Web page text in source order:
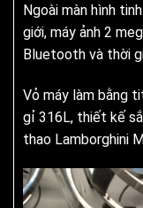
Ngoài màn hình
giới, máy ảnh 2
Bluetooth và thời
Vỏ máy làm bằng
gỉ 316L, thiết kế
thao Lamborghini